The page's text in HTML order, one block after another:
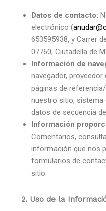
Datos de contacto:
electrónico (
653595938, y Carrer
07760, Ciutadella de
Información de
navegador,
páginas de
nuestro sitio,
datos de secuencia
Información
Comentarios,
información que nos
formularios de
sitio.
2. Uso de la